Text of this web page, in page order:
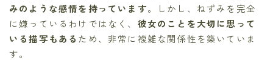
みのような感情を持っています。しかし、ねずみを完全
に嫌っているわけではなく、 彼女のことを大切に思って
いる描写もある ため、非常に複雑な関係性を築いていま
す。